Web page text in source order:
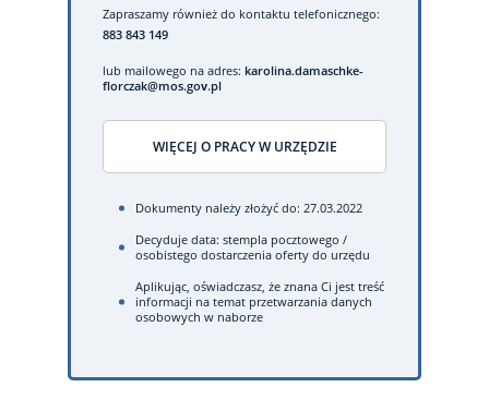
Zapraszamy również do kontaktu telefonicznego:
883 843 149
lub mailowego na adres: karolina.damaschke-
florczak@mos.gov.pl
WIĘCEJ O PRACY W URZĘDZIE
Dokumenty należy złożyć do: 27.03.2022
Decyduje data: stempla pocztowego /
osobistego dostarczenia oferty do urzędu
Aplikując, oświadczasz, że znana Ci jest treść
informacji na temat przetwarzania danych
osobowych w naborze